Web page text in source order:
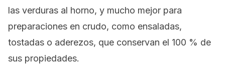
las verduras al horno, y mucho mejor para
preparaciones en crudo, como ensaladas,
tostadas o aderezos, que conservan el 100 % de
sus propiedades.